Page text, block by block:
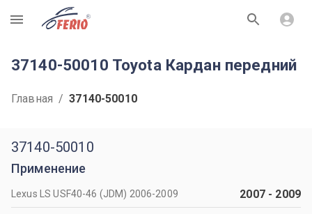
R
37140-50010 Toyota Кардан передний
Главная / 37140-50010
37140-50010
Применение
Lexus LS USF40-46 (JDM) 2006-2009 2007- 2009